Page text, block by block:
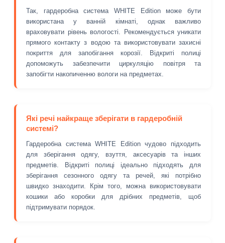
Так, гардеробна система WHITE Edition може бути
використана у ванній кімнаті, однак важливо
враховувати рівень вологості. Рекомендується уникати
прямого контакту з водою та використовувати захисні
покриття для запобігання корозії. Відкриті полиці
допоможуть забезпечити циркуляцію повітря та
запобігти накопиченню вологи на предметах.
Які речі найкраще зберігати в гардеробній
системі?
Гардеробна система WHITE Edition чудово підходить
для зберігання одягу, взуття, аксесуарів та інших
предметів. Відкриті полиці ідеально підходять для
зберігання сезонного одягу та речей, які потрібно
швидко знаходити. Крім того, можна використовувати
кошики або коробки для дрібних предметів, щоб
підтримувати порядок.